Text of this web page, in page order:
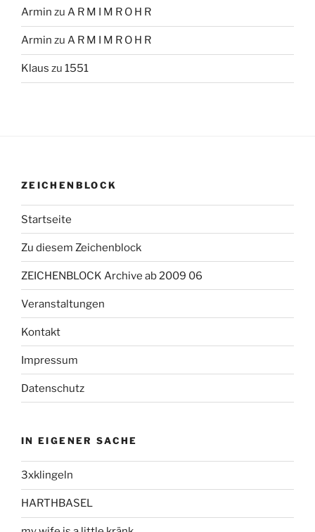
Armin zu A R M I M R O H R
Armin zu A R M I M R O H R
Klaus zu 1551
ZEICHENBLOCK
Startseite
Zu diesem Zeichenblock
ZEICHENBLOCK Archive ab 2009 06
Veranstaltungen
Kontakt
Impressum
Datenschutz
IN EIGENER SACHE
3xklingeln
HARTHBASEL